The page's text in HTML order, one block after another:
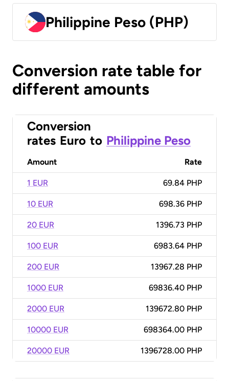
Philippine Peso (PHP)
Conversion rate table for
different amounts
Conversion
rates Euro to Philippine Peso
Amount Rate
1 EUR 69.84 PHP
10 EUR 698.36 PHP
20 EUR 1396.73 PHP
100 EUR 6983.64 PHP
200 EUR 13967.28 PHP
1000 EUR 69836.40 PHP
2000 EUR 139672.80 PHP
10000 EUR 698364.00 PHP
20000 EUR 1396728.00 PHP